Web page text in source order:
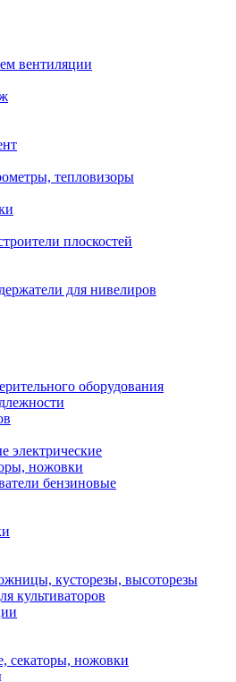
вентиляции
тепловизоры
плоскостей
для нивелиров
оборудования
электрические
ножовки
бензиновые
кусторезы, высоторезы
культиваторов
секаторы, ножовки